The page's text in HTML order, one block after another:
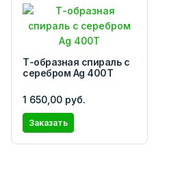
Т-образная спираль с
серебром Ag 400T
1 650,00 руб.
Заказать